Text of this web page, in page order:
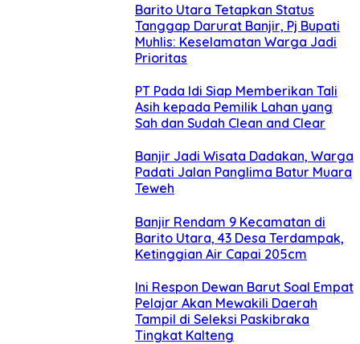
Barito Utara Tetapkan Status
Tanggap Darurat Banjir, Pj Bupati
Muhlis: Keselamatan Warga Jadi
Prioritas
PT Pada Idi Siap Memberikan Tali
Asih kepada Pemilik Lahan yang
Sah dan Sudah Clean and Clear
Banjir Jadi Wisata Dadakan, Warga
Padati Jalan Panglima Batur Muara
Teweh
Banjir Rendam 9 Kecamatan di
Barito Utara, 43 Desa Terdampak,
Ketinggian Air Capai 205cm
Ini Respon Dewan Barut Soal Empat
Pelajar Akan Mewakili Daerah
Tampil di Seleksi Paskibraka
Tingkat Kalteng